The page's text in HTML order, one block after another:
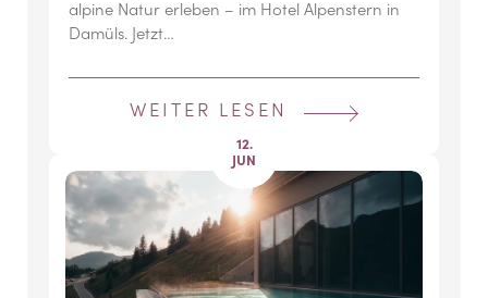
alpine Natur erleben – im Hotel Alpenstern in
Damüls. Jetzt…
WEITER LESEN
12.
JUN